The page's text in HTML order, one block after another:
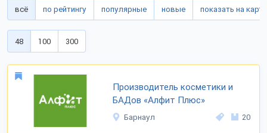
всё по рейтингу популярные новые показать на карте
48 100 300
Производитель косметики и
БАДов «Алфит Плюс»
Барнаул 20